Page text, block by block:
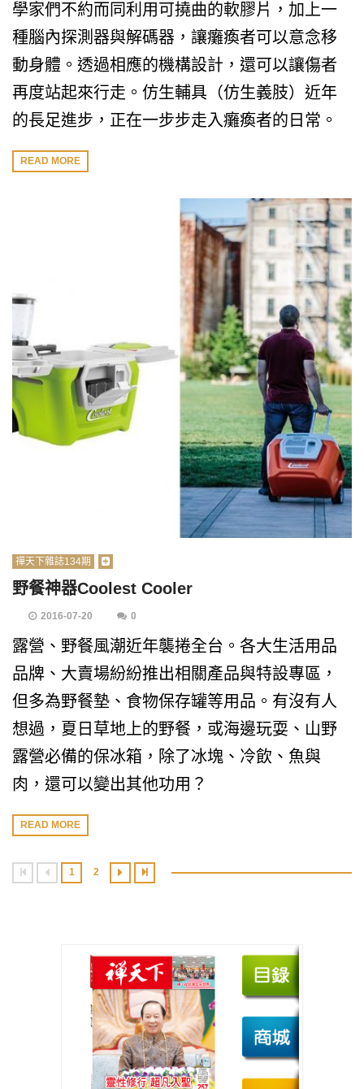
學家們不約而同利用可撓曲的軟膠片，加上一
種腦內探測器與解碼器，讓癱瘓者可以意念移
動身體。透過相應的機構設計，還可以讓傷者
再度站起來行走。仿生輔具（仿生義肢）近年
的長足進步，正在一步步走入癱瘓者的日常。
READ MORE
禪天下雜誌134期
野餐神器Coolest Cooler
2016-07-20 0
露營、野餐風潮近年襲捲全台。各大生活用品
品牌、大賣場紛紛推出相關產品與特設專區，
但多為野餐墊、食物保存罐等用品。有沒有人
想過，夏日草地上的野餐，或海邊玩耍、山野
露營必備的保冰箱，除了冰塊、冷飲、魚與
肉，還可以變出其他功用？
READ MORE
1 2